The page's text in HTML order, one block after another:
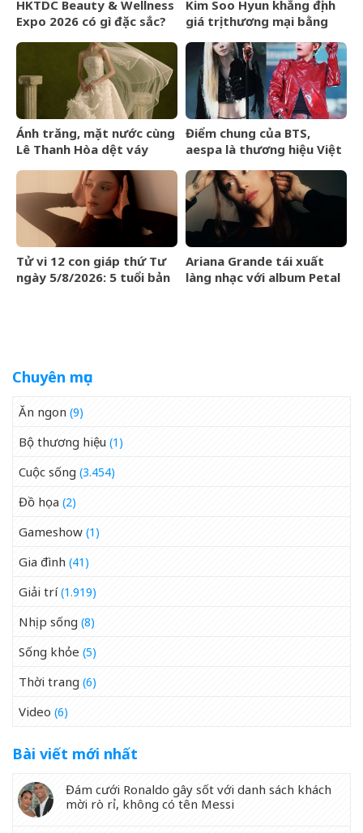
HKTDC Beauty & Wellness
Expo 2026 có gì đặc sắc?
Kim Soo Hyun khẳng định
giá trị thương mại bằng
ngồi
Ánh trăng, mặt nước cùng
Lê Thanh Hòa dệt váy
trong Love No.6
Điểm chung của BTS,
aespa là thương hiệu Việt
Tử vi 12 con giáp thứ Tư
ngày 5/8/2026: 5 tuổi bản
Ariana Grande tái xuất
làng nhạc với album Petal
Chuyên mục
Ăn ngon (9)
Bộ thương hiệu (1)
Cuộc sống (3.454)
Đồ họa (2)
Gameshow (1)
Gia đình (41)
Giải trí(1.919)
Nhịp sống (8)
Sống khỏe (5)
Thời trang (6)
Video (6)
Bài viết mới nhất
Đám cưới Ronaldo gây sốt với danh sách khách
mời rò rỉ, không có tên Messi